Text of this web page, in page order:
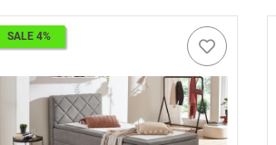
SALE 4%